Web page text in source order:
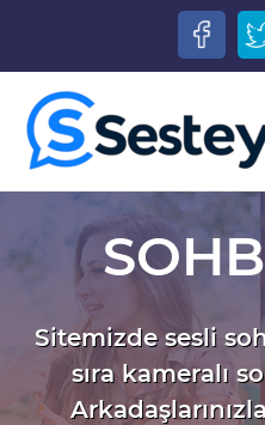
Sitemizde sesli
sıra kameralı